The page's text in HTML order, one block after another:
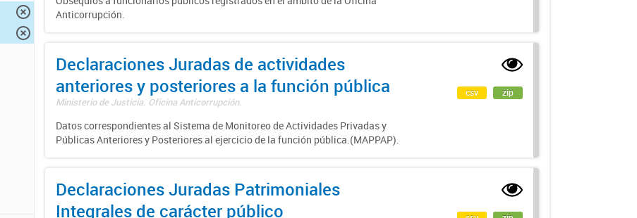
Anticorrupción.
Declaraciones Juradas de actividades
anteriores y posteriores a la función pública
Ministerio de Justicia. Oficina Anticorrupción.
Datos correspondientes al Sistema de Monitoreo de Actividades Privadas y
Públicas Anteriores y Posteriores al ejercicio de la función pública.(MAPPAP).
csv zip
Declaraciones Juradas Patrimoniales
Integrales de carácter público